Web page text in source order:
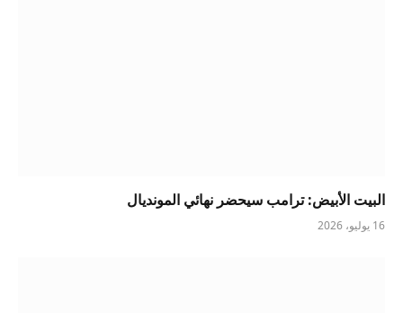
البيت الأبيض: ترامب سيحضر نهائي المونديال
16 يوليو، 2026